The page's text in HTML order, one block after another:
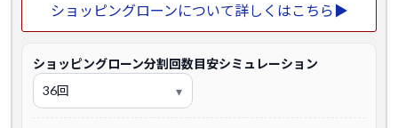
ショッピングローンについて詳しくはこちら▶
ショッピングローン分割回数目安シミュレーション